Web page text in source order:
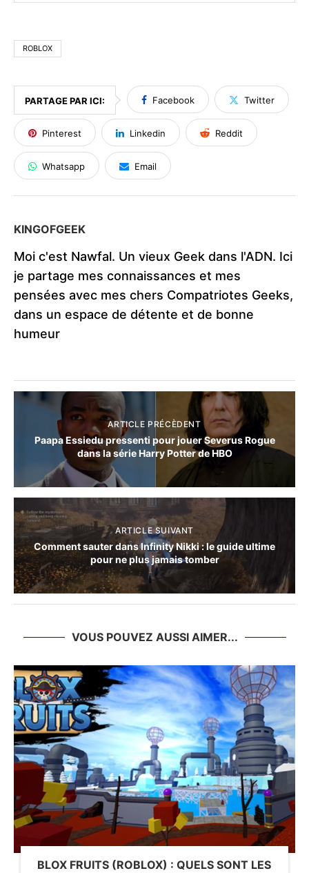
ROBLOX
PARTAGE PAR ICI: Facebook Twitter
Pinterest Linkedin Reddit
Whatsapp Email
KINGOFGEEK
Moi c'est Nawfal. Un vieux Geek dans l'ADN. Ici
je partage mes connaissances et mes
pensées avec mes chers Compatriotes Geeks,
dans un espace de détente et de bonne
humeur
ARTICLE PRÉCÈDENT
Paapa Essiedu pressenti pour jouer Severus Rogue
dans la série Harry Potter de HBO
ARTICLE SUIVANT
Comment sauter dans Infinity Nikki : le guide ultime
pour ne plus jamais tomber
VOUS POUVEZ AUSSI AIMER...
BLOX FRUITS (ROBLOX) : QUELS SONT LES